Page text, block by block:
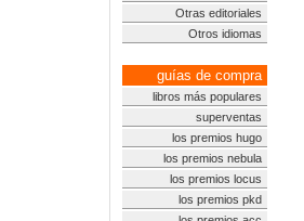
Otras editoriales
Otros idiomas
guías de compra
libros más populares
superventas
los premios hugo
los premios nebula
los premios locus
los premios pkd